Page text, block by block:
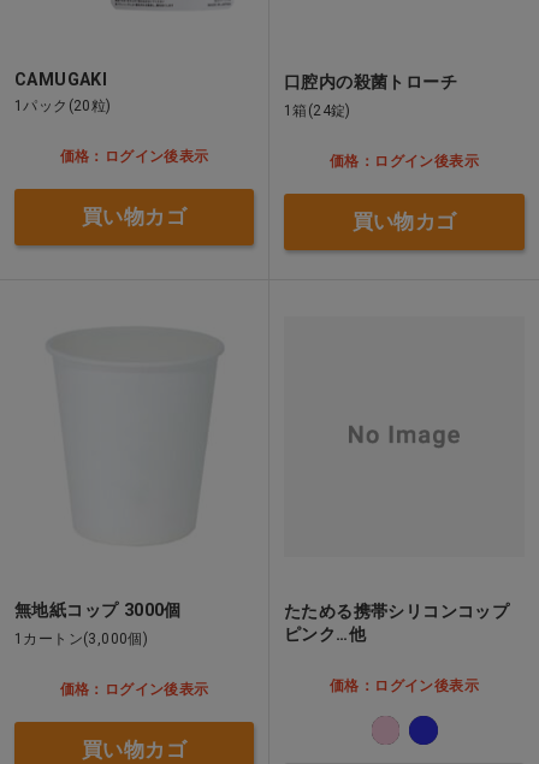
CAMUGAKI
1パック(20粒)
価格：ログイン後表示
買い物カゴ
口腔内の殺菌トローチ
1箱(24錠)
価格：ログイン後表示
買い物カゴ
無地紙コップ 3000個
1カートン(3,000個)
価格：ログイン後表示
買い物カゴ
たためる携帯シリコンコップ
ピンク…他
価格：ログイン後表示